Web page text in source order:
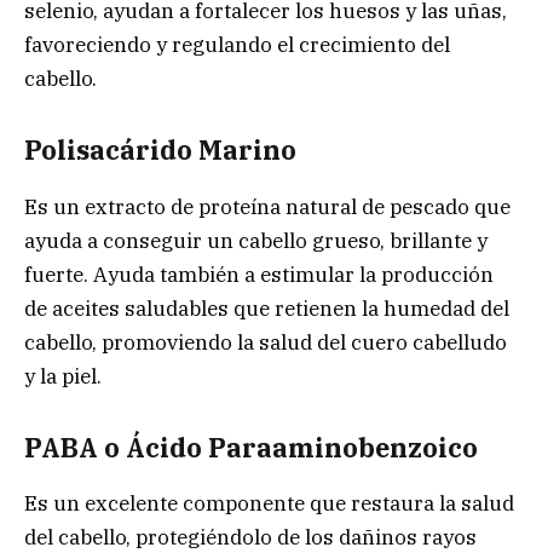
selenio, ayudan a fortalecer los huesos y las uñas,
favoreciendo y regulando el crecimiento del
cabello.
Polisacárido Marino
Es un extracto de proteína natural de pescado que
ayuda a conseguir un cabello grueso, brillante y
fuerte. Ayuda también a estimular la producción
de aceites saludables que retienen la humedad del
cabello, promoviendo la salud del cuero cabelludo
y la piel.
PABA o Ácido Paraaminobenzoico
Es un excelente componente que restaura la salud
del cabello, protegiéndolo de los dañinos rayos